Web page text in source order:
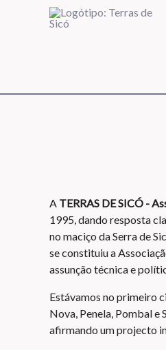
A TERRAS DE SICÓ -
1995, dando resposta
no maciço da Serra de
se constituiu a
assunção técnica e
Estávamos no primeiro
Nova, Penela, Pombal
afirmando um projecto